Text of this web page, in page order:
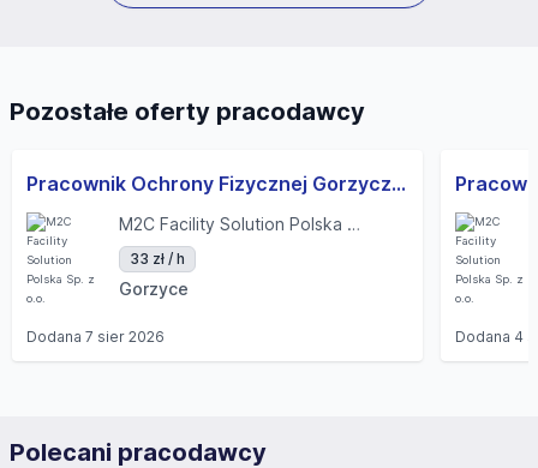
Pozostałe oferty pracodawcy
Pracownik Ochrony Fizycznej Gorzyczki - umowa zlecenie
M2C Facility Solution Polska Sp. z o.o.
33 zł / h
Gorzyce
Dodana 7 sier 2026 Dodana 4
Polecani pracodawcy